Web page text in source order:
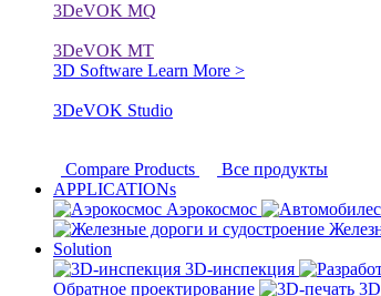
3DeVOK MQ
3DeVOK MT
3D Software Learn More >
3DeVOK Studio
Compare Products
Все продукты
APPLICATIONs
Аэрокосмос
Solution
3D-инспекция
Обратное проектирование